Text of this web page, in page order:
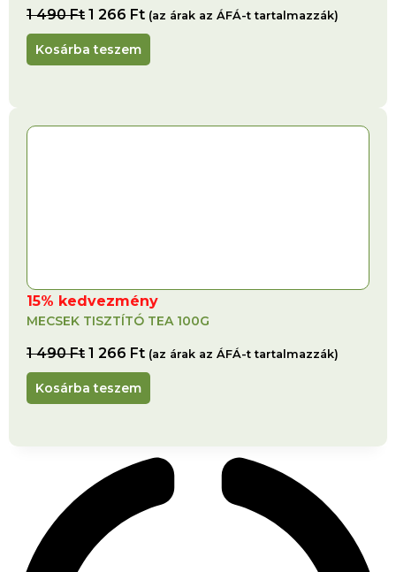
1 490Ft 1 266 Ft (az árak az ÁFÁ-t tartalmazzák)
Kosárba teszem
15% kedvezmény
MECSEK TISZTÍTÓ TEA 100G
1 490Ft 1 266 Ft (az árak az ÁFÁ-t tartalmazzák)
Kosárba teszem